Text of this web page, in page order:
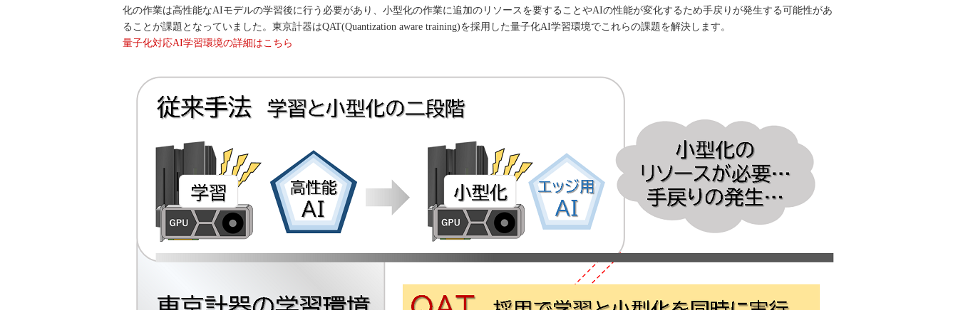
化の作業は高性能なAIモデルの学習後に行う必要があり、小型化の作業に追加のリソースを要することやAIの性能が変化するため手戻りが発生する可能性があ
ることが課題となっていました。東京計器はQAT(Quantization aware training)を採用した量子化AI学習環境でこれらの課題を解決します。
量子化対応AI学習環境の詳細はこちら